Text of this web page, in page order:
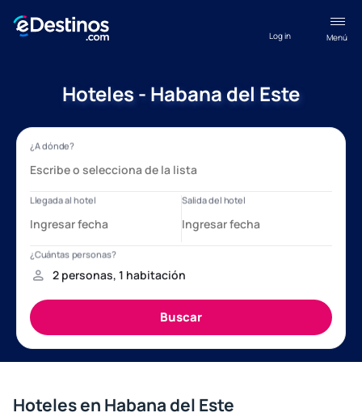
Menú
Log in
Hoteles - Habana del Este
Hoteles en Habana del Este